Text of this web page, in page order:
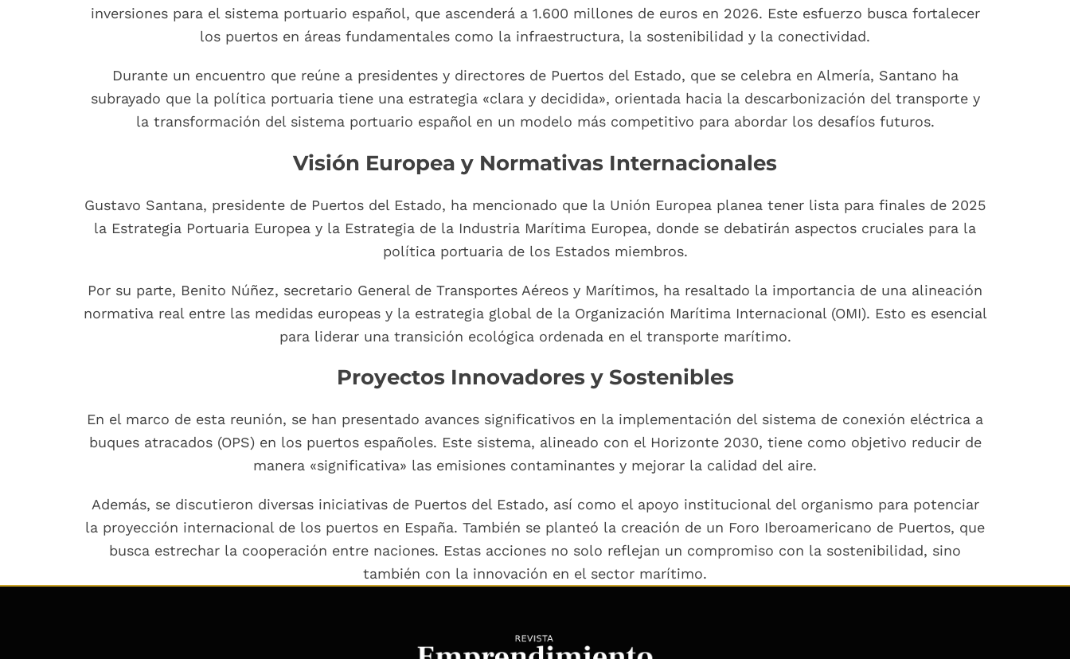
inversiones para el sistema portuario español, que ascenderá a 1.600 millones de euros en 2026. Este esfuerzo busca fortalecer
los puertos en áreas fundamentales como la infraestructura, la sostenibilidad y la conectividad.
Durante un encuentro que reúne a presidentes y directores de Puertos del Estado, que se celebra en Almería, Santano ha
subrayado que la política portuaria tiene una estrategia «clara y decidida», orientada hacia la descarbonización del transporte y
la transformación del sistema portuario español en un modelo más competitivo para abordar los desafíos futuros.
Visión Europea y Normativas Internacionales
Gustavo Santana, presidente de Puertos del Estado, ha mencionado que la Unión Europea planea tener lista para finales de 2025
la Estrategia Portuaria Europea y la Estrategia de la Industria Marítima Europea, donde se debatirán aspectos cruciales para la
política portuaria de los Estados miembros.
Por su parte, Benito Núñez, secretario General de Transportes Aéreos y Marítimos, ha resaltado la importancia de una alineación
normativa real entre las medidas europeas y la estrategia global de la Organización Marítima Internacional (OMI). Esto es esencial
para liderar una transición ecológica ordenada en el transporte marítimo.
Proyectos Innovadores y Sostenibles
En el marco de esta reunión, se han presentado avances significativos en la implementación del sistema de conexión eléctrica a
buques atracados (OPS) en los puertos españoles. Este sistema, alineado con el Horizonte 2030, tiene como objetivo reducir de
manera «significativa» las emisiones contaminantes y mejorar la calidad del aire.
Además, se discutieron diversas iniciativas de Puertos del Estado, así como el apoyo institucional del organismo para potenciar
la proyección internacional de los puertos en España. También se planteó la creación de un Foro Iberoamericano de Puertos, que
busca estrechar la cooperación entre naciones. Estas acciones no solo reflejan un compromiso con la sostenibilidad, sino
también con la innovación en el sector marítimo.